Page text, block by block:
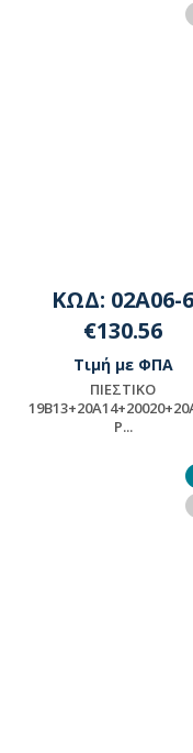
ΔΙΑΘΕΣΙΜΟΤΗΤΑ
ΚΩΔ: 02A06-6
€130.56
Τιμή με ΦΠΑ
ΠΙΕΣΤΙΚΟ
P...
ΠΑΡΑΚΑΛΟΥΜΕ
ΔΙΑΘΕΣΙΜΟΤΗΤΑ